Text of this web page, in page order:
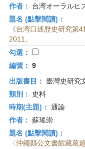
作者：
台湾オーラルヒ
題名 (點擊閱讀)：
《台湾口述歴史研究第
2011。
勾選：
編號： 9
出版書目： 臺灣史研究
類別：
史料
時期(主題)： 通論
作者： 蘇瑤崇
題名 (點擊閱讀)：
〈沖繩縣公文書館藏葛